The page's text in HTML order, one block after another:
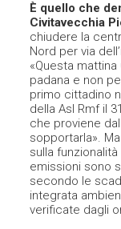
È quello che
Civitavecchia
chiudere la
Nord per via
«Questa
padana e non
primo cittadino
della Asl Rmf il
che proviene
sopportarla».
sulla
emissioni sono
secondo le
integrata
verificate dagli